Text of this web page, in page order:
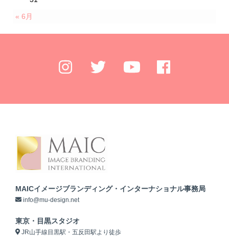
« 6月
MAICイメージブランディング・インターナショナル事務局
info@mu-design.net
東京・目黒スタジオ
JR山手線目黒駅・五反田駅より徒歩